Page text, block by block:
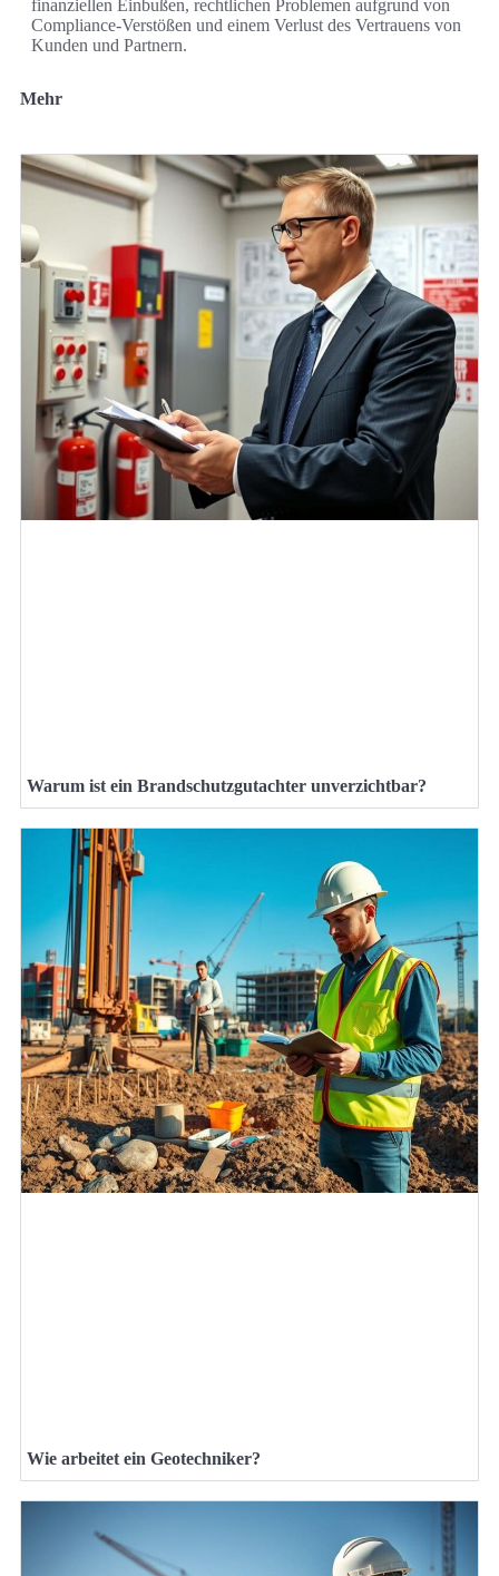
finanziellen Einbußen, rechtlichen Problemen aufgrund von
Compliance-Verstößen und einem Verlust des Vertrauens von
Kunden und Partnern.
Mehr
Warum ist ein Brandschutzgutachter unverzichtbar?
Wie arbeitet ein Geotechniker?